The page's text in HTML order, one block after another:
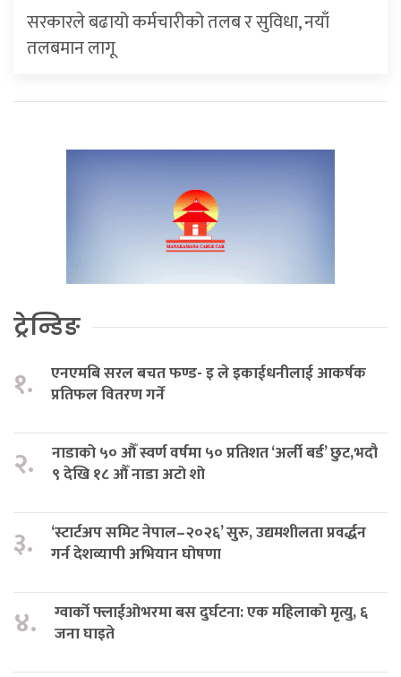
सरकारले बढायो कर्मचारीको तलब र सुविधा, नयाँ
तलबमान लागू
ट्रेन्डिङ
१.
एनएमबि सरल बचत फण्ड- इ ले इकाईधनीलाई आकर्षक
प्रतिफल वितरण गर्ने
२.
नाडाको ५० औँ स्वर्ण वर्षमा ५० प्रतिशत ‘अर्ली बर्ड’ छुट,भदौ
९ देखि १८ औँ नाडा अटो शो
३.
‘स्टार्टअप समिट नेपाल–२०२६’ सुरु, उद्यमशीलता प्रवर्द्धन
गर्न देशव्यापी अभियान घोषणा
४.
ग्वार्को फ्लाईओभरमा बस दुर्घटना: एक महिलाको मृत्यु, ६
जना घाइते